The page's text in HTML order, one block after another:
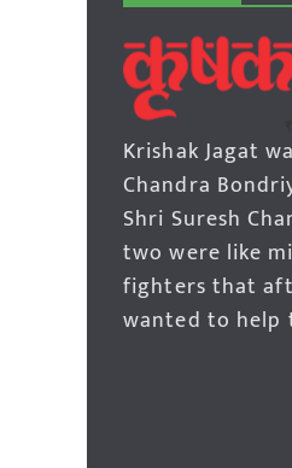
Krishak Jagat
Chandra
Shri Suresh
two were like
fighters that
wanted to help